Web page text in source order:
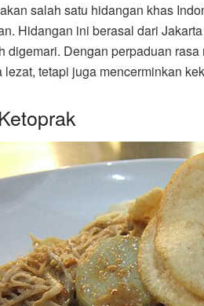
salah satu hidangan khas
Hidangan ini berasal dari
digemari. Dengan perpaduan
lezat, tetapi juga mencerminkan